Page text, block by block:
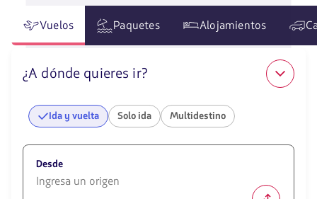
Vuelos Paquetes Alojamientos
¿A dónde quieres ir?
Ida y vuelta Solo ida Multidestino
Desde